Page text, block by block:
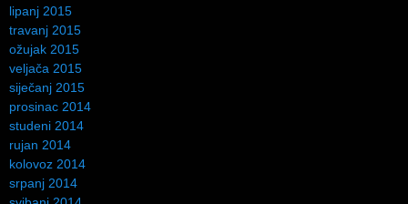
lipanj 2015
travanj 2015
ožujak 2015
veljača 2015
siječanj 2015
prosinac 2014
studeni 2014
rujan 2014
kolovoz 2014
srpanj 2014